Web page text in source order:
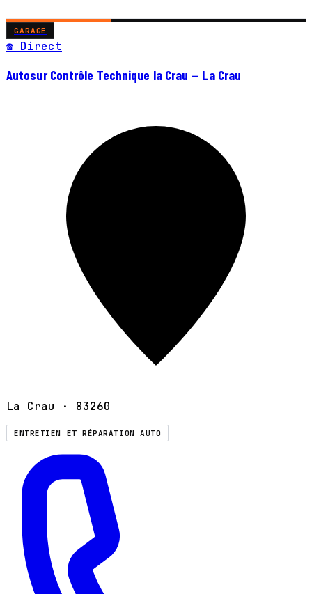
GARAGE
☎ Direct
Autosur Contrôle Technique la Crau — La Crau
La Crau · 83260
ENTRETIEN ET RÉPARATION AUTO